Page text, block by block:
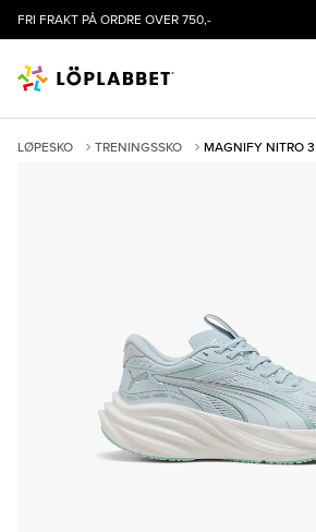
FRI FRAKT PÅ ORDRE OVER 750,-
LØPESKO TRENINGSSKO MAGNIFY NITRO 3